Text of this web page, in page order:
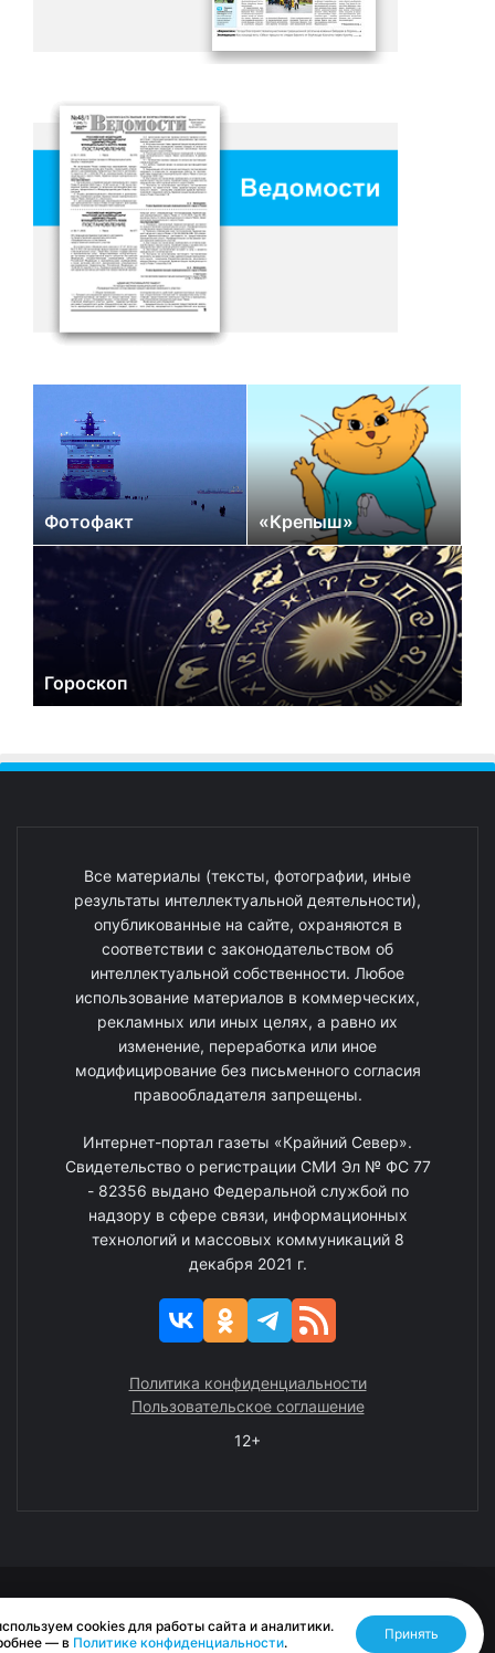
Фотофакт «Крепыш»
Гороскоп
Все материалы (тексты, фотографии, иные
результаты интеллектуальной деятельности),
опубликованные на сайте, охраняются в
соответствии с законодательством об
интеллектуальной собственности. Любое
использование материалов в коммерческих,
рекламных или иных целях, а равно их
изменение, переработка или иное
модифицирование без письменного согласия
правообладателя запрещены.
Интернет-портал газеты «Крайний Север».
Свидетельство о регистрации СМИ Эл № ФС 77
- 82356 выдано Федеральной службой по
надзору в сфере связи, информационных
технологий и массовых коммуникаций 8
декабря 2021 г.
Политика конфиденциальности
Пользовательское соглашение
12+
Разработано RASA
cookies для работы сайта и аналитики.
— в Политике конфиденциальности.
Принять